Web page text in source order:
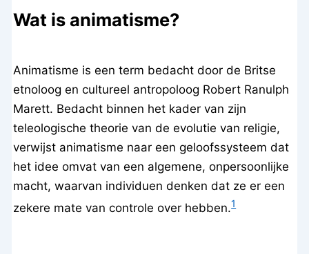
Wat is animatisme?
Animatisme is een term bedacht door de Britse
etnoloog en cultureel antropoloog Robert Ranulph
Marett. Bedacht binnen het kader van zijn
teleologische theorie van de evolutie van religie,
verwijst animatisme naar een geloofssysteem dat
het idee omvat van een algemene, onpersoonlijke
macht, waarvan individuen denken dat ze er een
zekere mate van controle over hebben.1